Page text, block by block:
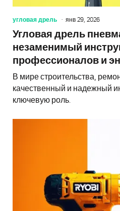
угловая дрель янв 29, 2026
Угловая дрель
незаменимый
профессионалов и
В мире строительства,
качественный и надежный
ключевую роль.